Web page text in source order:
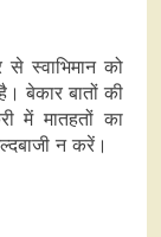
से स्वाभिमान को
बेकार बातों की
में मातहतों का
न करें।